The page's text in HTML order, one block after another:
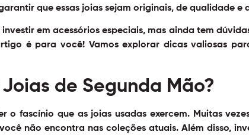
que essas joias sejam originais, de qualidade e
em acessórios especiais, mas ainda tem
é para você! Vamos explorar dicas valiosas
de Segunda Mão?
o fascínio que as joias usadas exercem. Muitas
não encontra nas coleções atuais. Além disso,